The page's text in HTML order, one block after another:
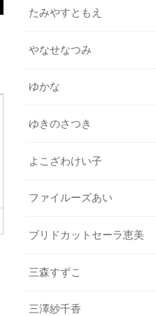
たみやすともえ
やなせなつみ
ゆかな
ゆきのさつき
よこざわけい子
ファイルーズあい
ブリドカットセーラ恵美
三森すずこ
三澤紗千香